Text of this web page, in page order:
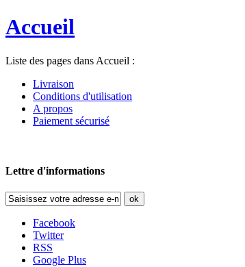
Accueil
Liste des pages dans Accueil :
Livraison
Conditions d'utilisation
A propos
Paiement sécurisé
Lettre d'informations
ok
Facebook
Twitter
RSS
Google Plus